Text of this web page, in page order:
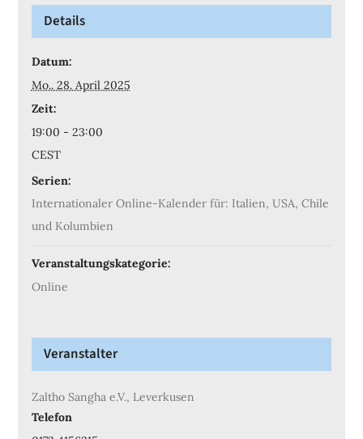
Details
Datum:
Mo.. 28. April 2025
Zeit:
19:00 - 23:00
CEST
Serien:
Internationaler Online-Kalender für: Italien, USA, Chile
und Kolumbien
Veranstaltungskategorie:
Online
Veranstalter
Zaltho Sangha e.V., Leverkusen
Telefon